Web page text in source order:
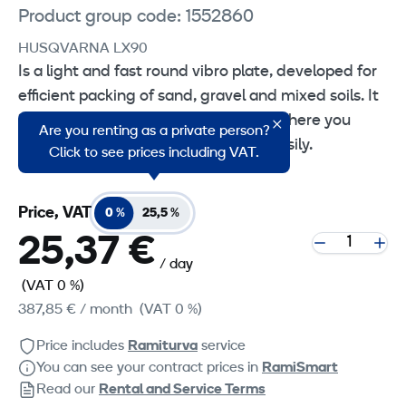
Product group code: 1552860
HUSQVARNA LX90
Is a light and fast round vibro plate, developed for
efficient packing of sand, gravel and mixed soils. It
is perfect for use in corners, ditches where you
need to change direction and turn easily.
Are you renting as a private person?
Click to see prices including VAT.
Price, VAT 0 % 25,5 %
25,37 € / day
(VAT 0 %)
387,85 € / month (VAT 0 %)
Price includes Ramiturva service
You can see your contract prices in RamiSmart
Read our Rental and Service Terms